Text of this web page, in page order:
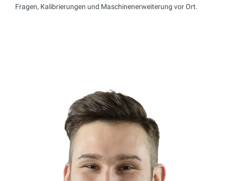
Fragen, Kalibrierungen und Maschinenerweiterung vor Ort.